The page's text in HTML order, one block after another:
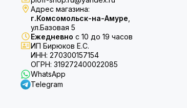
Адрес магазина:
г.Комсомольск-на-Амуре
ул.Базовая 5
Ежедневно с 10 до 19 часов
ИП Бирюков Е.С.
ИНН: 270300157154
ОГРН: 319272400022085
WhatsApp
Telegram